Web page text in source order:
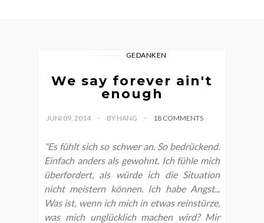
GEDANKEN
We say forever ain't
enough
JUNI 09, 2014 BY HANG 18 COMMENTS
"Es fühlt sich so schwer an. So bedrückend.
Einfach anders als gewohnt. Ich fühle mich
überfordert, als würde ich die Situation
nicht meistern können. Ich habe Angst...
Was ist, wenn ich mich in etwas reinstürze,
was mich unglücklich machen wird? Mir